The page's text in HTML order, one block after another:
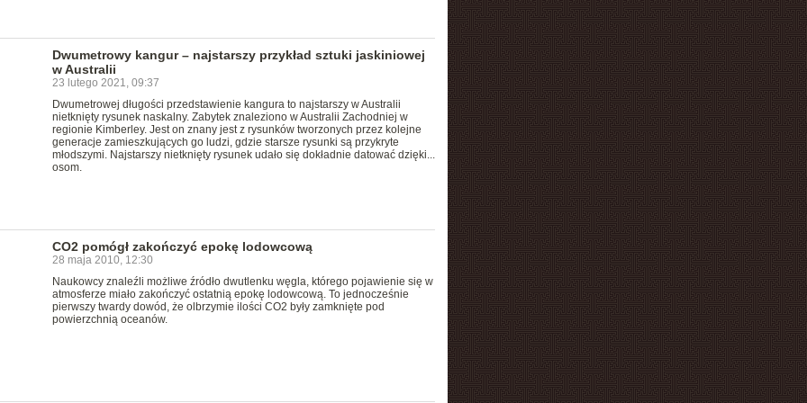
Dwumetrowy kangur – najstarszy przykład sztuki jaskiniowej
w Australii
23 lutego 2021, 09:37
Dwumetrowej długości przedstawienie kangura to najstarszy w Australii
nietknięty rysunek naskalny. Zabytek znaleziono w Australii Zachodniej w
regionie Kimberley. Jest on znany jest z rysunków tworzonych przez kolejne
generacje zamieszkujących go ludzi, gdzie starsze rysunki są przykryte
młodszymi. Najstarszy nietknięty rysunek udało się dokładnie datować dzięki...
osom.
CO2 pomógł zakończyć epokę lodowcową
28 maja 2010, 12:30
Naukowcy znaleźli możliwe źródło dwutlenku węgla, którego pojawienie się w
atmosferze miało zakończyć ostatnią epokę lodowcową. To jednocześnie
pierwszy twardy dowód, że olbrzymie ilości CO2 były zamknięte pod
powierzchnią oceanów.